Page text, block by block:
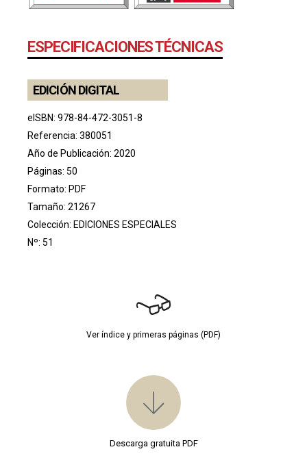
ESPECIFICACIONES TÉCNICAS
EDICIÓN DIGITAL
eISBN: 978-84-472-3051-8
Referencia: 380051
Año de Publicación: 2020
Páginas: 50
Formato: PDF
Tamaño: 21267
Colección: EDICIONES ESPECIALES
Nº: 51
Ver índice y primeras páginas (PDF)
Descarga gratuita PDF